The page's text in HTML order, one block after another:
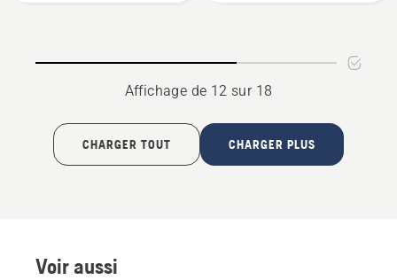
2.941
Affichage de 12 sur 18
CHARGER TOUT CHARGER PLUS
Voir aussi